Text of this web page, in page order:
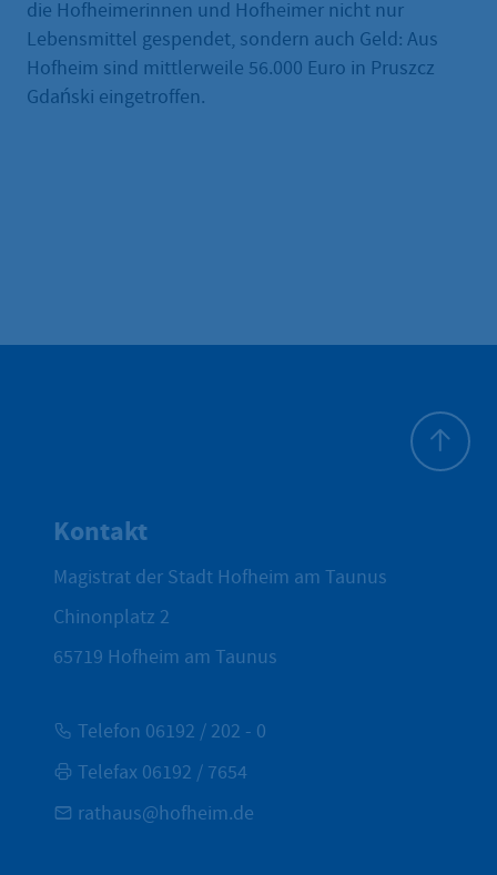
die Hofheimerinnen und Hofheimer nicht nur
Lebensmittel gespendet, sondern auch Geld: Aus
Hofheim sind mittlerweile 56.000 Euro in Pruszcz
Gdański eingetroffen.
Kontakt
Magistrat der Stadt Hofheim am Taunus
Chinonplatz 2
65719 Hofheim am Taunus
Telefon 06192 / 202 - 0
Telefax 06192 / 7654
rathaus@hofheim.de